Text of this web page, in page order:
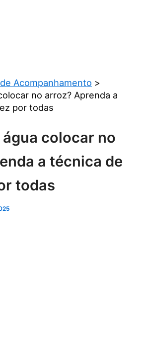
Acompanhamento
no arroz? Aprenda a
por todas
colocar no
a técnica de
todas